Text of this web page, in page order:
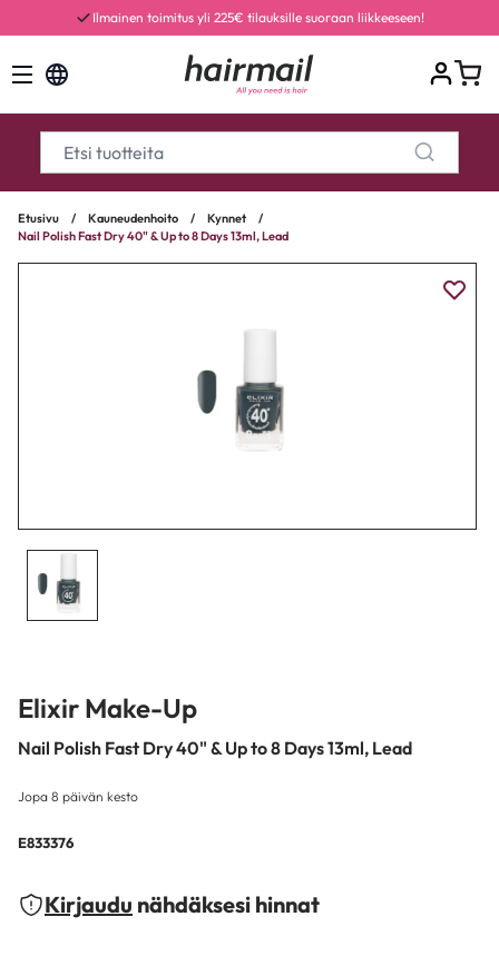
Ilmainen toimitus yli 225€ tilauksille suoraan liikkeeseen!
Etusivu / Kauneudenhoito / Kynnet
/
Nail Polish Fast Dry 40" & Up to 8 Days 13ml, Lead
Elixir Make-Up
Nail Polish Fast Dry 40" & Up to 8 Days 13ml, Lead
Jopa 8 päivän kesto
E833376
Kirjaudu nähdäksesi hinnat